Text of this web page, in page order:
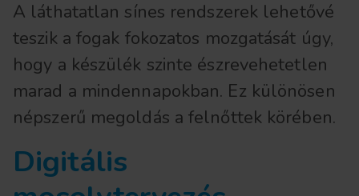
A láthatatlan sínes rendszerek lehetővé
teszik a fogak fokozatos mozgatását úgy,
hogy a készülék szinte észrevehetetlen
marad a mindennapokban. Ez különösen
népszerű megoldás a felnőttek körében.
Digitális